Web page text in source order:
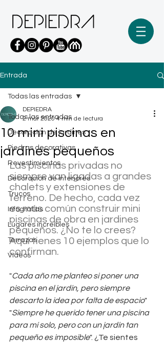
Entrada
Todas las entradas
Decoración de jardines
Piedras decorativas
Revestimientos
Decoración de interiores
Trucos
Infografías
Lugares increíbles
Terrazas
Vídeos
Todas las entradas
10 mini piscinas en
jardines pequeños
DEPIEDRA
2 mar 2020 4 min de lectura
Las piscinas privadas no
siempre van ligadas a grandes
chalets y extensiones de
terreno. De hecho, cada vez
es más común construir mini
piscinas de obra en jardines
pequeños. ¿No te lo crees?
Aquí tienes 10 ejemplos que lo
confirman.
"Cada año me planteo si poner una
piscina en el jardín, pero siempre
descarto la idea por falta de espacio"
"Siempre he querido tener una piscina
para mí solo, pero con un jardín tan
pequeño es imposible". ¿Te sientes